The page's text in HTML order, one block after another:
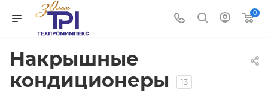
0
Накрышные
кондиционеры
13